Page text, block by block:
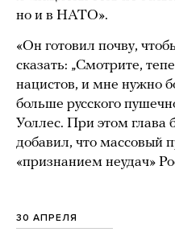
но и в НАТО».
«Он готовил почву,
сказать: „Смотрите,
нацистов, и мне нужно
больше русского
Уоллес. При этом глава
добавил, что массовый
«признанием неудач»
30 АПРЕЛЯ